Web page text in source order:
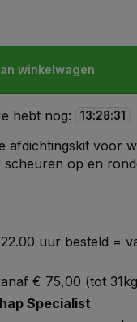
winkelwagen
hebt nog: 13:28:30
afdichtingskit voor
op en
uur besteld =
€ 75,00 (tot
Specialist